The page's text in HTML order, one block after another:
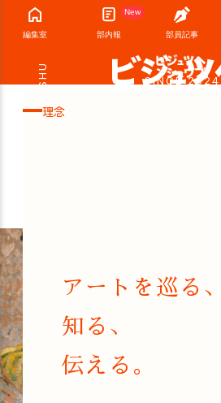
編集室
New
部内報 部員記事
HENSHU SINCE 2024
理念
アートを巡る、
知る、
伝える。